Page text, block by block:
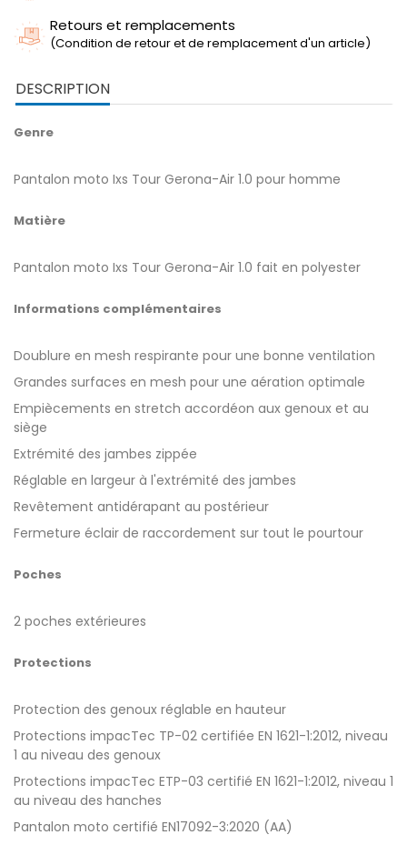
Retours et remplacements
(Condition de retour et de remplacement d'un article)
DESCRIPTION
Genre
Pantalon moto Ixs Tour Gerona-Air 1.0 pour homme
Matière
Pantalon moto Ixs Tour Gerona-Air 1.0 fait en polyester
Informations complémentaires
Doublure en mesh respirante pour une bonne ventilation
Grandes surfaces en mesh pour une aération optimale
Empiècements en stretch accordéon aux genoux et au
siège
Extrémité des jambes zippée
Réglable en largeur à l'extrémité des jambes
Revêtement antidérapant au postérieur
Fermeture éclair de raccordement sur tout le pourtour
Poches
2 poches extérieures
Protections
Protection des genoux réglable en hauteur
Protections impacTec TP-02 certifiée EN 1621-1:2012, niveau
1 au niveau des genoux
Protections impacTec ETP-03 certifié EN 1621-1:2012, niveau 1
au niveau des hanches
Pantalon moto certifié EN17092-3:2020 (AA)